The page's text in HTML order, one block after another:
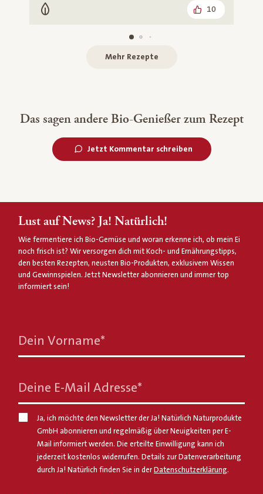
Vegetarisch 10
Mehr Rezepte
Das sagen andere Bio-Genießer zum Rezept
Jetzt Kommentar schreiben
Lust auf News? Ja! Natürlich!
Wie fermentiere ich Bio-Gemüse und woran erkenne ich, ob mein Ei
noch frisch ist? Wir versorgen dich mit Koch- und Ernährungstipps,
den besten Rezepten, neusten Bio-Produkten, exklusivem Wissen
und Gewinnspielen. Jetzt Newsletter abonnieren und immer top
informiert sein!
Dein Vorname*
Deine E-Mail Adresse*
Ja, ich möchte den Newsletter der Ja! Natürlich Naturprodukte
GmbH abonnieren und regelmäßig über Neuigkeiten per E-
Mail informiert werden. Die erteilte Einwilligung kann ich
jederzeit kostenlos widerrufen. Details zur Datenverarbeitung
durch Ja! Natürlich finden Sie in derDatenschutzerklärung.